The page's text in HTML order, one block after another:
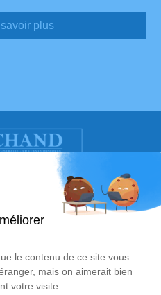
savoir plus
MARCHAND
honorer la mémoire de la
de ses volontés, de ses
– Beaurepaire-en-Bresse